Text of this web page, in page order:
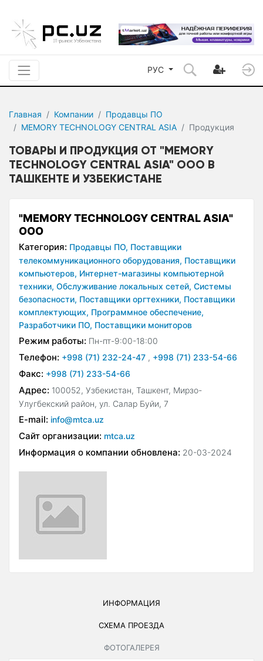
РУС
Главная Компании
Продавцы ПО
MEMORY TECHNOLOGY CENTRAL ASIA
Продукция
ТОВАРЫ И ПРОДУКЦИЯ ОТ "MEMORY
TECHNOLOGY CENTRAL ASIA" ООО В
ТАШКЕНТЕ И УЗБЕКИСТАНЕ
"MEMORY TECHNOLOGY CENTRAL ASIA"
ООО
Категория: Продавцы ПО, Поставщики
телекоммуникационного оборудования, Поставщики
компьютеров, Интернет-магазины компьютерной
техники, Обслуживание локальных сетей, Системы
безопасности, Поставщики оргтехники, Поставщики
комплектующих, Программное обеспечение,
Разработчики ПО, Поставщики мониторов
Режим работы: Пн-пт-9:00-18:00
Телефон: +998 (71) 232-24-47 , +998 (71) 233-54-66
Факс: +998 (71) 233-54-66
Адрес: 100052, Узбекистан, Ташкент, Мирзо-
Улугбекский район, ул. Салар Буйи, 7
E-mail: info@mtca.uz
Сайт организации: mtca.uz
Информация о компании обновлена: 20-03-2024
ИНФОРМАЦИЯ
СХЕМА ПРОЕЗДА
ФОТОГАЛЕРЕЯ